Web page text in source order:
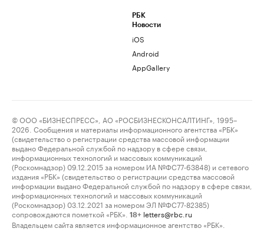
РБК
Новости
iOS
Android
AppGallery
© ООО «БИЗНЕСПРЕСС», АО «РОСБИЗНЕСКОНСАЛТИНГ», 1995–
2026. Сообщения и материалы информационного агентства «РБК»
(свидетельство о регистрации средства массовой информации
выдано Федеральной службой по надзору в сфере связи,
информационных технологий и массовых коммуникаций
(Роскомнадзор) 09.12.2015 за номером ИА №ФС77-63848) и сетевого
издания «РБК» (свидетельство о регистрации средства массовой
информации выдано Федеральной службой по надзору в сфере связи,
информационных технологий и массовых коммуникаций
(Роскомнадзор) 03.12.2021 за номером ЭЛ №ФС77-82385)
сопровождаются пометкой «РБК».
18+ letters@rbc.ru
Владельцем сайта является информационное агентство «РБК».